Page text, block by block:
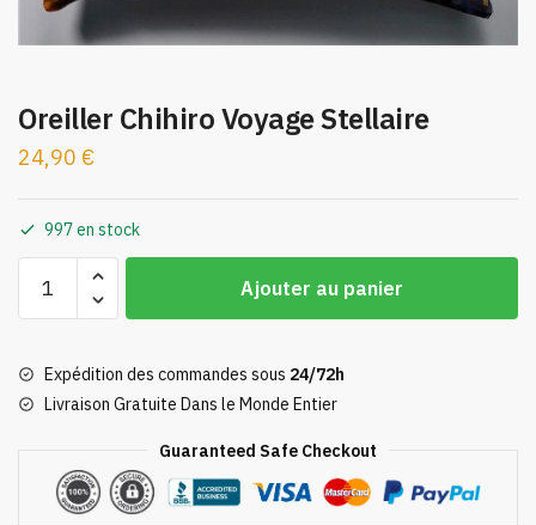
Oreiller Chihiro Voyage Stellaire
24,90 €
997 en stock
Voyage
Stellaire
Ajouter au panier
Expédition des commandes sous 24/72h
Livraison Gratuite Dans le Monde Entier
Guaranteed Safe Checkout